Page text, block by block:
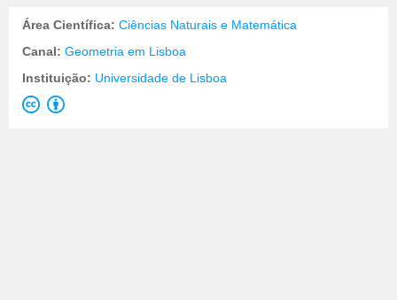
Área Científica: Ciências Naturais e Matemática
Canal: Geometria em Lisboa
Instituição: Universidade de Lisboa